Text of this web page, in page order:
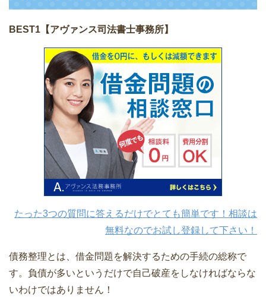
BEST1 【アヴァンス司法書士事務所】
たった3つの質問に答えるだけでとても簡単です！相談は
無料なのでお試し登録して下さい！
債務整理とは、借金問題を解決するための手続の総称で
す。負債が多いというだけで自己破産をしなければならな
いわけではありません！